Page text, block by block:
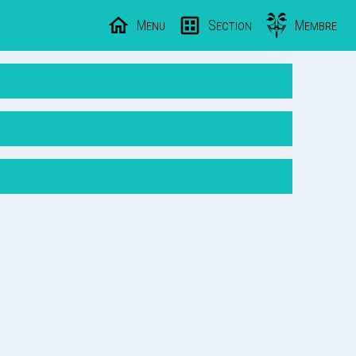
Menu Section Membre